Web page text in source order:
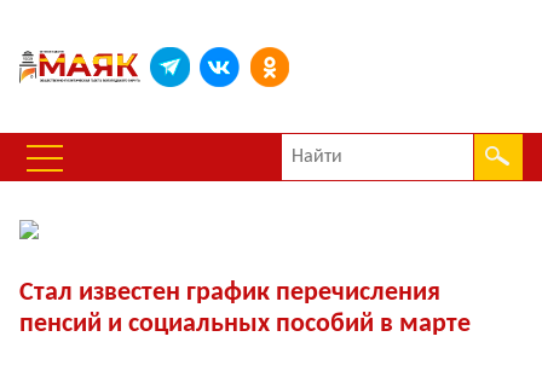
Стал известен график перечисления
пенсий и социальных пособий в марте